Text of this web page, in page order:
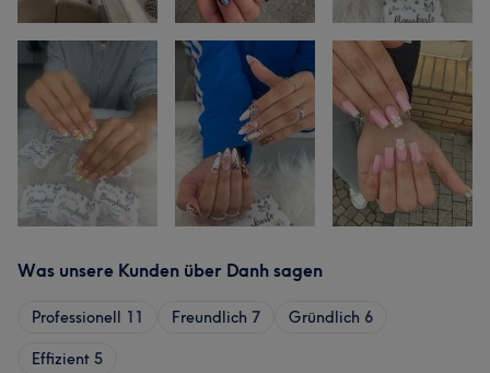
Was unsere Kunden über Danh sagen
Professionell 11 Freundlich 7 Gründlich 6
Effizient 5